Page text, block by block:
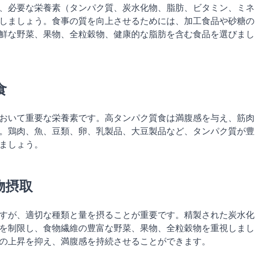
必要な栄養素（タンパク質、炭水化物、脂肪、ビタミン、ミネ
ましょう。食事の質を向上させるためには、加工食品や砂糖の
な野菜、果物、全粒穀物、健康的な脂肪を含む食品を選びまし
いて重要な栄養素です。高タンパク質食は満腹感を与え、筋肉
鶏肉、魚、豆類、卵、乳製品、大豆製品など、タンパク質が豊
しょう。
摂取
が、適切な種類と量を摂ることが重要です。精製された炭水化
制限し、食物繊維の豊富な野菜、果物、全粒穀物を重視しまし
上昇を抑え、満腹感を持続させることができます。